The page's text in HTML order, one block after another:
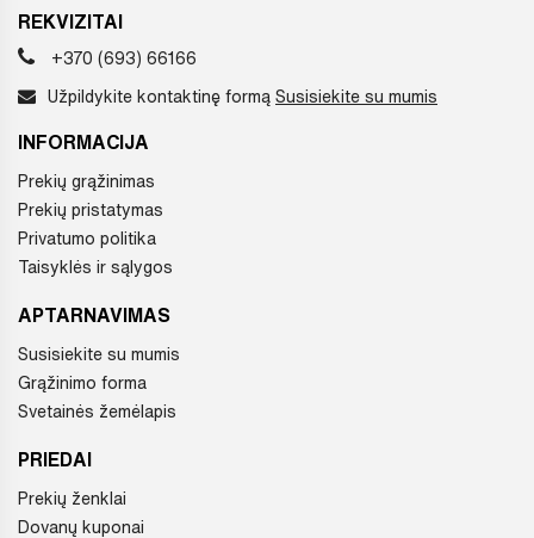
REKVIZITAI
+370 (693) 66166
Užpildykite kontaktinę formą Susisiekite su mumis
INFORMACIJA
Prekių grąžinimas
Prekių pristatymas
Privatumo politika
Taisyklės ir sąlygos
APTARNAVIMAS
Susisiekite su mumis
Grąžinimo forma
Svetainės žemėlapis
PRIEDAI
Prekių ženklai
Dovanų kuponai